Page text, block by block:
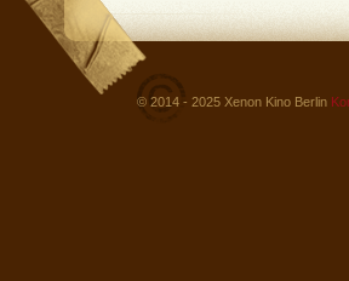
© 2014 - 2025 Xenon Kino Berlin